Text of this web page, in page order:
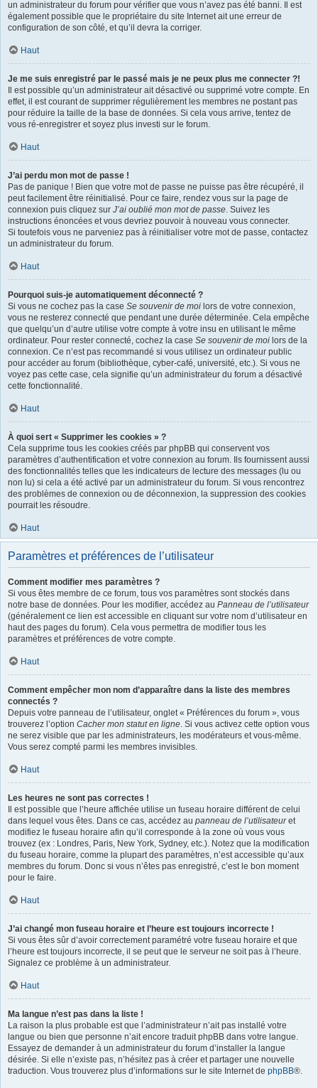
un administrateur du forum pour vérifier que vous n’avez pas été banni. Il est
également possible que le propriétaire du site Internet ait une erreur de
configuration de son côté, et qu’il devra la corriger.
Haut
Je me suis enregistré par le passé mais je ne peux plus me connecter ?!
Il est possible qu’un administrateur ait désactivé ou supprimé votre compte. En
effet, il est courant de supprimer régulièrement les membres ne postant pas
pour réduire la taille de la base de données. Si cela vous arrive, tentez de
vous ré-enregistrer et soyez plus investi sur le forum.
Haut
J’ai perdu mon mot de passe !
Pas de panique ! Bien que votre mot de passe ne puisse pas être récupéré, il
peut facilement être réinitialisé. Pour ce faire, rendez vous sur la page de
connexion puis cliquez sur J’ai oublié mon mot de passe. Suivez les
instructions énoncées et vous devriez pouvoir à nouveau vous connecter.
Si toutefois vous ne parveniez pas à réinitialiser votre mot de passe, contactez
un administrateur du forum.
Haut
Pourquoi suis-je automatiquement déconnecté ?
Si vous ne cochez pas la case Se souvenir de moi lors de votre connexion,
vous ne resterez connecté que pendant une durée déterminée. Cela empêche
que quelqu’un d’autre utilise votre compte à votre insu en utilisant le même
ordinateur. Pour rester connecté, cochez la case Se souvenir de moi lors de la
connexion. Ce n’est pas recommandé si vous utilisez un ordinateur public
pour accéder au forum (bibliothèque, cyber-café, université, etc.). Si vous ne
voyez pas cette case, cela signifie qu’un administrateur du forum a désactivé
cette fonctionnalité.
Haut
À quoi sert « Supprimer les cookies » ?
Cela supprime tous les cookies créés par phpBB qui conservent vos
paramètres d’authentification et votre connexion au forum. Ils fournissent aussi
des fonctionnalités telles que les indicateurs de lecture des messages (lu ou
non lu) si cela a été activé par un administrateur du forum. Si vous rencontrez
des problèmes de connexion ou de déconnexion, la suppression des cookies
pourrait les résoudre.
Haut
Paramètres et préférences de l’utilisateur
Comment modifier mes paramètres ?
Si vous êtes membre de ce forum, tous vos paramètres sont stockés dans
notre base de données. Pour les modifier, accédez au Panneau de l’utilisateur
(généralement ce lien est accessible en cliquant sur votre nom d’utilisateur en
haut des pages du forum). Cela vous permettra de modifier tous les
paramètres et préférences de votre compte.
Haut
Comment empêcher mon nom d’apparaître dans la liste des membres
connectés ?
Depuis votre panneau de l’utilisateur, onglet « Préférences du forum », vous
trouverez l’option Cacher mon statut en ligne. Si vous activez cette option vous
ne serez visible que par les administrateurs, les modérateurs et vous-même.
Vous serez compté parmi les membres invisibles.
Haut
Les heures ne sont pas correctes !
Il est possible que l’heure affichée utilise un fuseau horaire différent de celui
dans lequel vous êtes. Dans ce cas, accédez au panneau de l’utilisateuret
modifiez le fuseau horaire afin qu’il corresponde à la zone où vous vous
trouvez (ex : Londres, Paris, New York, Sydney, etc.). Notez que la modification
du fuseau horaire, comme la plupart des paramètres, n’est accessible qu’aux
membres du forum. Donc si vous n’êtes pas enregistré, c’est le bon moment
pour le faire.
Haut
J’ai changé mon fuseau horaire et l’heure est toujours incorrecte !
Si vous êtes sûr d’avoir correctement paramétré votre fuseau horaire et que
l’heure est toujours incorrecte, il se peut que le serveur ne soit pas à l’heure.
Signalez ce problème à un administrateur.
Haut
Ma langue n’est pas dans la liste !
La raison la plus probable est que l’administrateur n’ait pas installé votre
langue ou bien que personne n’ait encore traduit phpBB dans votre langue.
Essayez de demander à un administrateur du forum d’installer la langue
désirée. Si elle n’existe pas, n’hésitez pas à créer et partager une nouvelle
traduction. Vous trouverez plus d’informations sur le site Internet de phpBB®.